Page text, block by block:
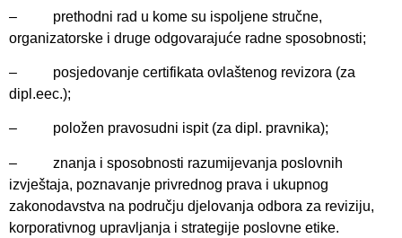
– prethodni rad u kome su ispoljene stručne,
organizatorske i druge odgovarajuće radne sposobnosti;
– posjedovanje certifikata ovlaštenog revizora (za
dipl.eec.);
– položen pravosudni ispit (za dipl. pravnika);
– znanja i sposobnosti razumijevanja poslovnih
izvještaja, poznavanje privrednog prava i ukupnog
zakonodavstva na području djelovanja odbora za reviziju,
korporativnog upravljanja i strategije poslovne etike.